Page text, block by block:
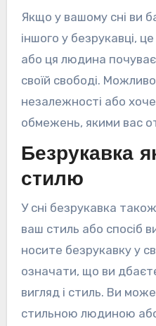
Якщо у вашому сні ви
іншого у безрукавці,
або ця людина
своїй свободі.
незалежності або
обмежень, якими вас
Безрукавка
стилю
У сні безрукавка
ваш стиль або спосіб
носите безрукавку у
означати, що ви
вигляд і стиль. Ви
стильною людиною